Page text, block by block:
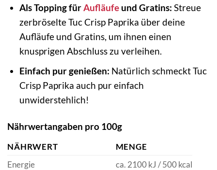
Als Topping für Aufläufeund Gratins: Streue
zerbröselte Tuc Crisp Paprika über deine
Aufläufe und Gratins, um ihnen einen
knusprigen Abschluss zu verleihen.
Einfach pur genießen: Natürlich schmeckt Tuc
Crisp Paprika auch pur einfach
unwiderstehlich!
Nährwertangaben pro 100g
NÄHRWERT
MENGE
Energie
ca. 2100 kJ / 500 kcal